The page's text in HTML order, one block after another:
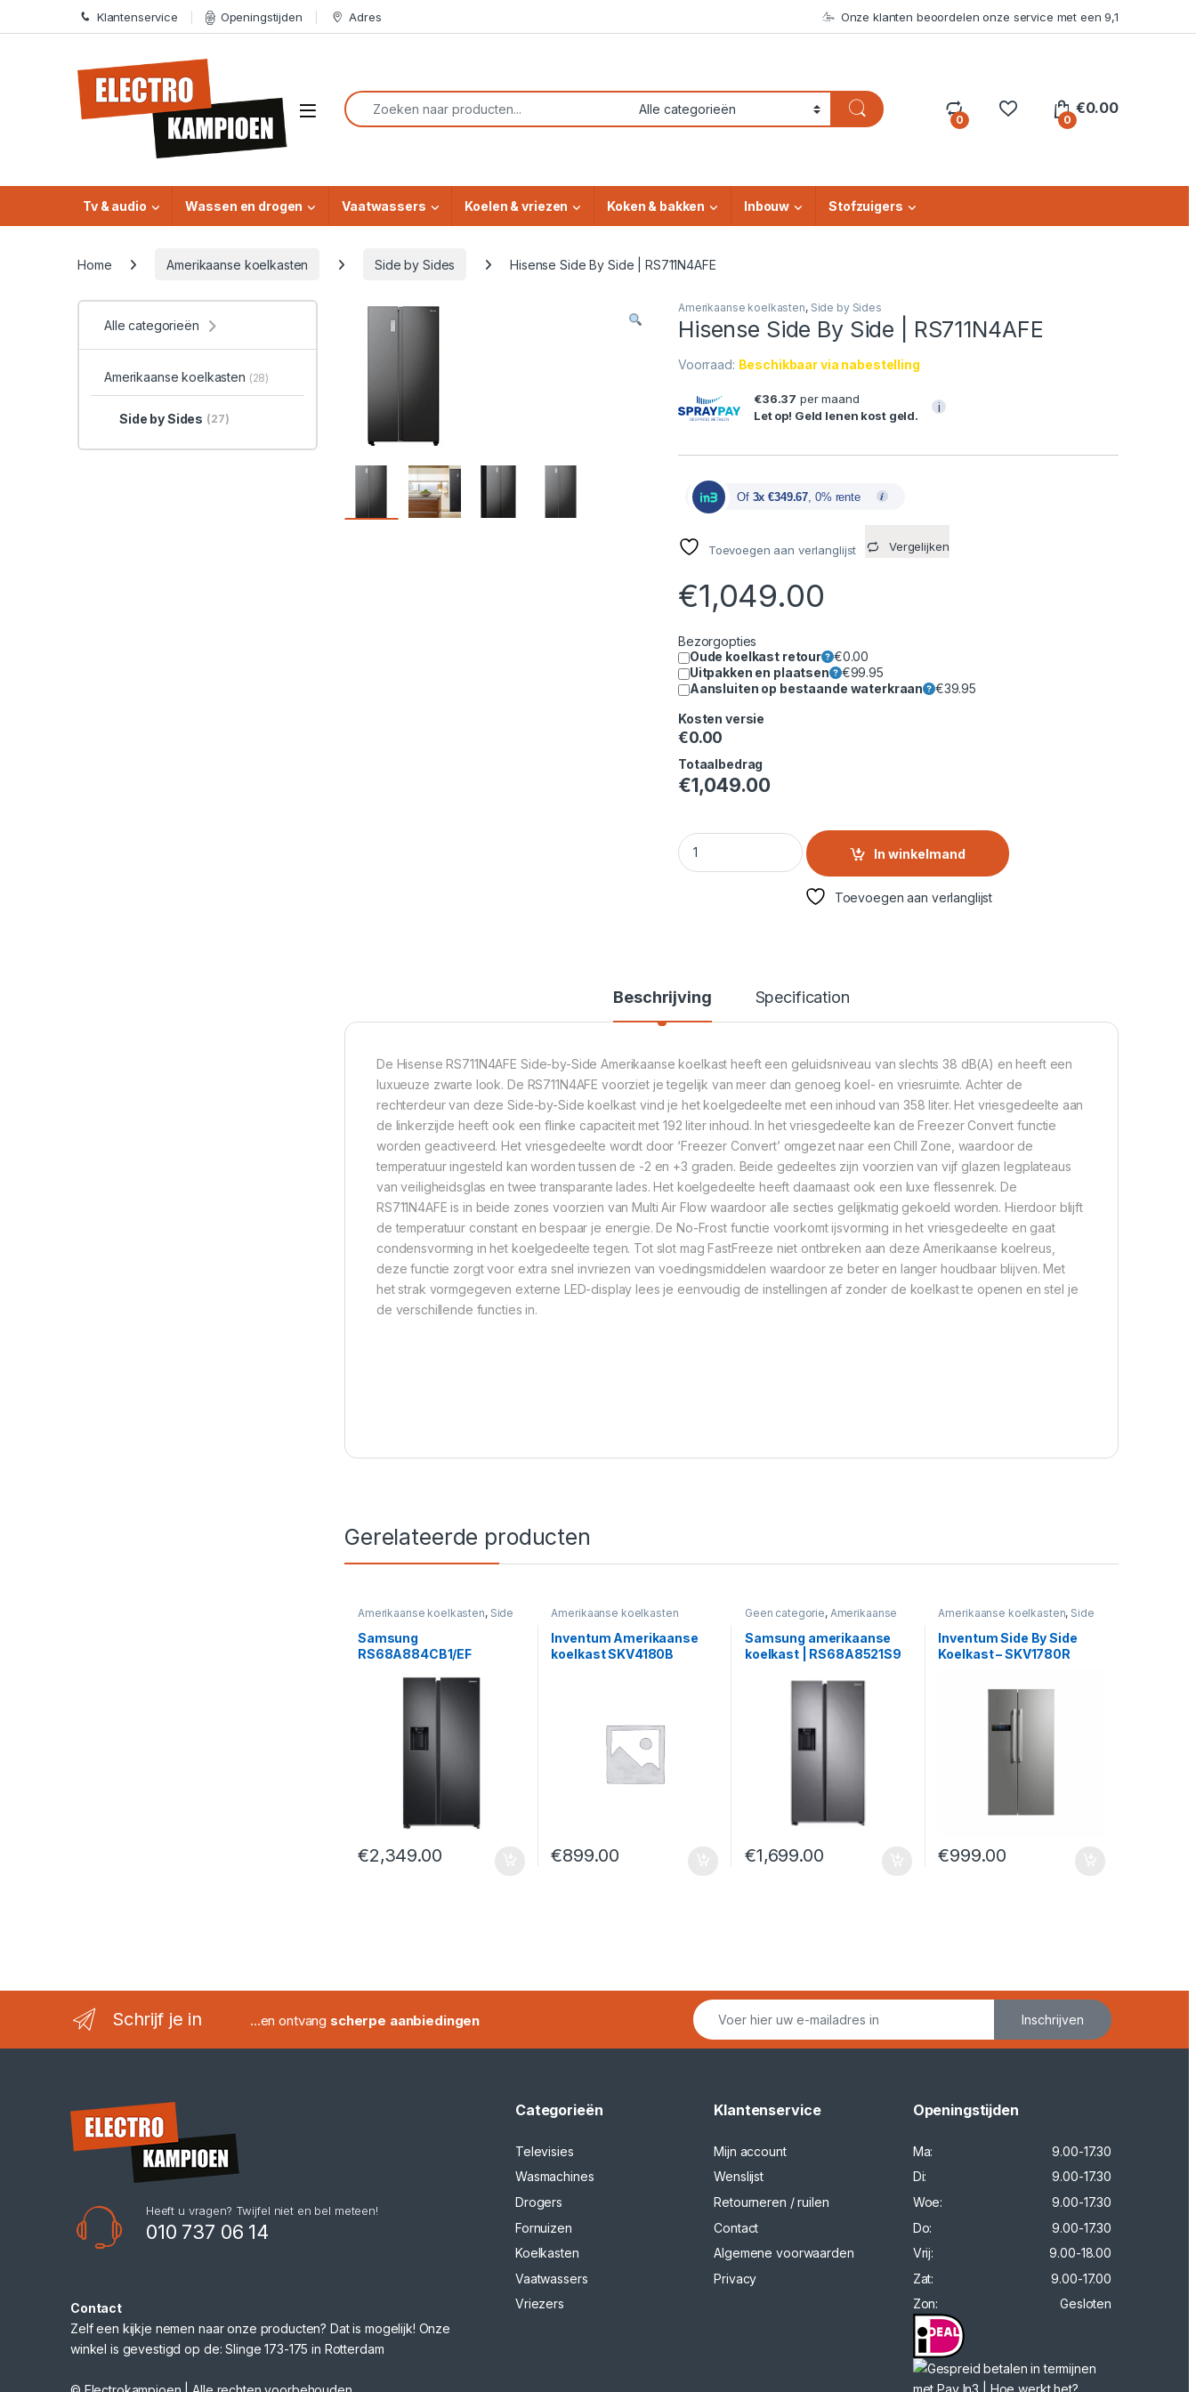
Skip to navigation
Skip to content Klantenservice Openingstijden Adres Onze klanten beoordelen onze service met een 9,1
Open
Search for:
0 0
€0.00
Tv & audio Wassen en drogen Vaatwassers Koelen & vriezen Koken & bakken Inbouw Stofzuigers
Home Amerikaanse koelkasten Side by Sides Hisense Side By Side | RS711N4AFE
Amerikaanse koelkasten, Side by Sides
Hisense Side By Side | RS711N4AFE
Voorraad: Beschikbaar via nabestelling
€36.37 per maand
Let op! Geld lenen kost geld.
i
Of 3x €349.67, 0% rente
Toevoegen aan verlanglijst Vergelijken
€1,049.00
Bezorgopties
Oude koelkast retour
€0.00
Uitpakken en plaatsen
€99.95
Aansluiten op bestaande waterkraan
€39.95
Kosten versie
€0.00
Totaalbedrag
€1,049.00
Hisense Side By Side | RS711N4AFE quantity
In winkelmand
Toevoegen aan verlanglijst
Beschrijving Specification
De Hisense RS711N4AFE Side-by-Side Amerikaanse koelkast heeft een geluidsniveau van slechts 38 dB(A) en heeft een
luxueuze zwarte look. De RS711N4AFE voorziet je tegelijk van meer dan genoeg koel- en vriesruimte. Achter de
rechterdeur van deze Side-by-Side koelkast vind je het koelgedeelte met een inhoud van 358 liter. Het vriesgedeelte aan
de linkerzijde heeft ook een flinke capaciteit met 192 liter inhoud. In het vriesgedeelte kan de Freezer Convert functie
worden geactiveerd. Het vriesgedeelte wordt door ‘Freezer Convert’ omgezet naar een Chill Zone, waardoor de
temperatuur ingesteld kan worden tussen de -2 en +3 graden. Beide gedeeltes zijn voorzien van vijf glazen legplateaus
van veiligheidsglas en twee transparante lades. Het koelgedeelte heeft daarnaast ook een luxe flessenrek. De
RS711N4AFE is in beide zones voorzien van Multi Air Flow waardoor alle secties gelijkmatig gekoeld worden. Hierdoor blijft
de temperatuur constant en bespaar je energie. De No-Frost functie voorkomt ijsvorming in het vriesgedeelte en gaat
condensvorming in het koelgedeelte tegen. Tot slot mag FastFreeze niet ontbreken aan deze Amerikaanse koelreus,
deze functie zorgt voor extra snel invriezen van voedingsmiddelen waardoor ze beter en langer houdbaar blijven. Met
het strak vormgegeven externe LED-display lees je eenvoudig de instellingen af zonder de koelkast te openen en stel je
de verschillende functies in.
Gerelateerde producten
Amerikaanse koelkasten, Side
Samsung
RS68A884CB1/EF
635L, No Frost, Twin
€2,349.00
Amerikaanse koelkasten
Inventum Amerikaanse
koelkast SKV4180B
€899.00
Geen categorie, Amerikaanse
koelkasten,
Samsung amerikaanse
koelkast | RS68A8521S9
€1,699.00
Amerikaanse koelkasten, Side
Inventum Side By Side
Koelkast – SKV1780R
€999.00
Alle categorieën
Amerikaanse koelkasten (28)
Side by Sides (27)
Schrijf je in ...en ontvang scherpe aanbiedingen Inschrijven
Heeft u vragen? Twijfel niet en bel meteen!
010 737 06 14
Contact
Zelf een kijkje nemen naar onze producten? Dat is mogelijk! Onze
winkel is gevestigd op de: Slinge 173-175 in Rotterdam
Categorieën
Televisies
Wasmachines
Drogers
Fornuizen
Koelkasten
Vaatwassers
Vriezers
Klantenservice
Mijn account
Wenslijst
Retourneren / ruilen
Contact
Algemene voorwaarden
Privacy
Openingstijden
Ma:
9.00-17.30
Di:
9.00-17.30
Woe:
9.00-17.30
Do:
9.00-17.30
Vrij:
9.00-18.00
Zat:
9.00-17.00
Zon:
Gesloten